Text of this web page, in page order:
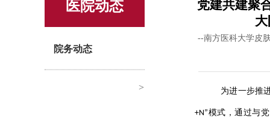
医院动态
院务动态
>
党建共建聚
--南方医科大学皮
为进一步推
+N”模式，通过与